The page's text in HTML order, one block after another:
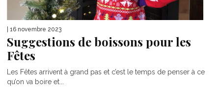
| 16 novembre 2023
Suggestions de boissons pour les
Fêtes
Les Fêtes arrivent à grand pas et c’est le temps de penser à ce
qu’on va boire et...